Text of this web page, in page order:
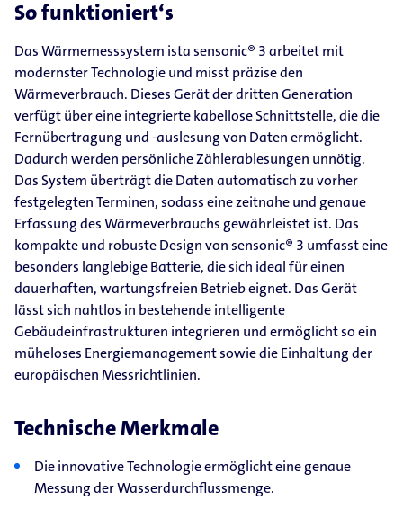
So funktioniert‘s
Das Wärmemesssystem ista sensonic® 3 arbeitet mit
modernster Technologie und misst präzise den
Wärmeverbrauch. Dieses Gerät der dritten Generation
verfügt über eine integrierte kabellose Schnittstelle, die die
Fernübertragung und -auslesung von Daten ermöglicht.
Dadurch werden persönliche Zählerablesungen unnötig.
Das System überträgt die Daten automatisch zu vorher
festgelegten Terminen, sodass eine zeitnahe und genaue
Erfassung des Wärmeverbrauchs gewährleistet ist. Das
kompakte und robuste Design von sensonic® 3 umfasst eine
besonders langlebige Batterie, die sich ideal für einen
dauerhaften, wartungsfreien Betrieb eignet. Das Gerät
lässt sich nahtlos in bestehende intelligente
Gebäudeinfrastrukturen integrieren und ermöglicht so ein
müheloses Energiemanagement sowie die Einhaltung der
europäischen Messrichtlinien.
Technische Merkmale
Die innovative Technologie ermöglicht eine genaue
Messung der Wasserdurchflussmenge.